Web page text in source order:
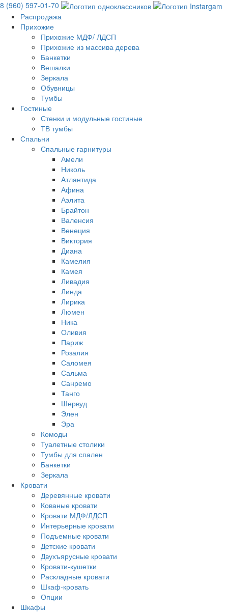
8 (960) 597-01-70
Распродажа
Прихожие
Прихожие МДФ/ ЛДСП
Прихожие из массива дерева
Банкетки
Вешалки
Зеркала
Обувницы
Тумбы
Гостиные
Стенки и модульные гостиные
ТВ тумбы
Спальни
Спальные гарнитуры
Амели
Николь
Атлантида
Афина
Аэлита
Брайтон
Валенсия
Венеция
Виктория
Диана
Камелия
Камея
Ливадия
Линда
Лирика
Люмен
Ника
Оливия
Париж
Розалия
Саломея
Сальма
Санремо
Танго
Шервуд
Элен
Эра
Комоды
Туалетные столики
Тумбы для спален
Банкетки
Зеркала
Кровати
Деревянные кровати
Кованые кровати
Кровати МДФ/ЛДСП
Интерьерные кровати
Подъемные кровати
Детские кровати
Двухъярусные кровати
Кровати-кушетки
Раскладные кровати
Шкаф-кровать
Опции
Шкафы